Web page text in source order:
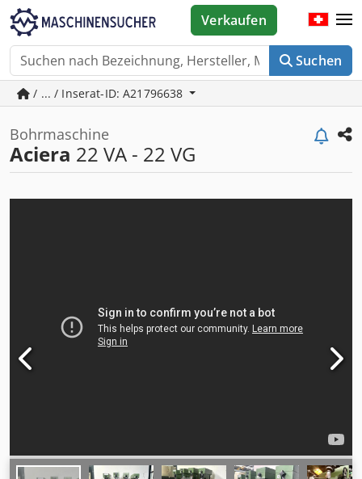
Suchen
Verkaufen
/ ... / Inserat-ID: A21796638
Bohrmaschine
Aciera 22 VA - 22 VG